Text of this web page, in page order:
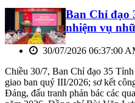
Ban Chỉ đạo
nhiệm vụ
30/07/2026 06:37:00
Chiều 30/7, Ban Chỉ đạo 35
giao ban quý III/2026; sơ kết
Đảng, đấu tranh phản bác các